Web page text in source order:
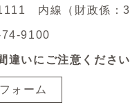
内線（財政係：
9100
違いにご注意ください
ォーム